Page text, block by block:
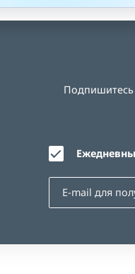
Подпишитесь